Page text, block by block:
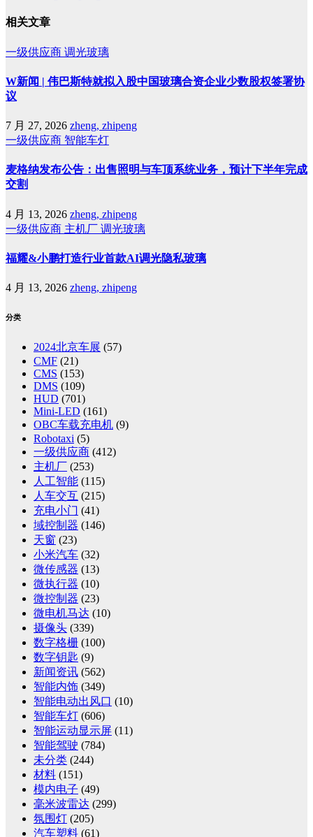
相关文章
一级供应商 调光玻璃
W新闻 | 伟巴斯特就拟入股中国玻璃合资企业少数股权签署协
议
7 月 27, 2026 zheng, zhipeng
一级供应商 智能车灯
麦格纳发布公告：出售照明与车顶系统业务，预计下半年完成
交割
4 月 13, 2026 zheng, zhipeng
一级供应商 主机厂 调光玻璃
福耀&小鹏打造行业首款AI调光隐私玻璃
4 月 13, 2026 zheng, zhipeng
分类
2024北京车展 (57)
CMF (21)
CMS (153)
DMS (109)
HUD (701)
Mini-LED (161)
OBC车载充电机 (9)
Robotaxi (5)
一级供应商 (412)
主机厂 (253)
人工智能 (115)
人车交互 (215)
充电小门 (41)
域控制器 (146)
天窗 (23)
小米汽车 (32)
微传感器 (13)
微执行器 (10)
微控制器 (23)
微电机马达 (10)
摄像头 (339)
数字格栅 (100)
数字钥匙 (9)
新闻资讯 (562)
智能内饰 (349)
智能电动出风口 (10)
智能车灯 (606)
智能运动显示屏 (11)
智能驾驶 (784)
未分类 (244)
材料 (151)
模内电子 (49)
毫米波雷达 (299)
氛围灯 (205)
汽车塑料 (61)